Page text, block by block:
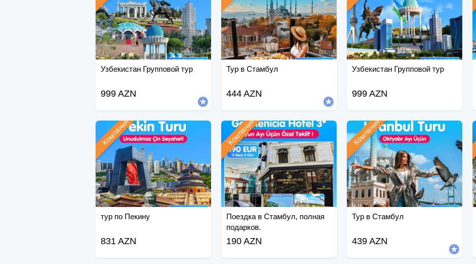
Узбекистан Групповой тур
999 AZN
Тур в Стамбул
444 AZN
Узбекистан Групповой тур
999 AZN
тур по Пекину
Компания
831 AZN
Поездка в Стамбул, полная
подарков.
Компания
190 AZN
Тур в Стамбул
Компания
439 AZN